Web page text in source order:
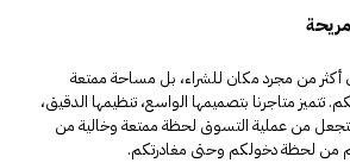
أكثر من مجرد مكان للشراء، بل مساحة ممتعة
تتميز متاجرنا بتصميمها الواسع، تنظيمها الدقيق،
لتجعل من عملية التسوق لحظة ممتعة وخالية من
من لحظة دخولكم وحتى مغادرتكم.